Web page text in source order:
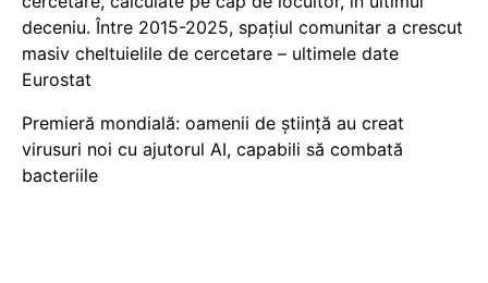
deceniu. Între 2015-2025, spațiul comunitar a crescut
masiv cheltuielile de cercetare – ultimele date
Eurostat
Premieră mondială: oamenii de știință au creat
virusuri noi cu ajutorul AI, capabili să combată
bacteriile